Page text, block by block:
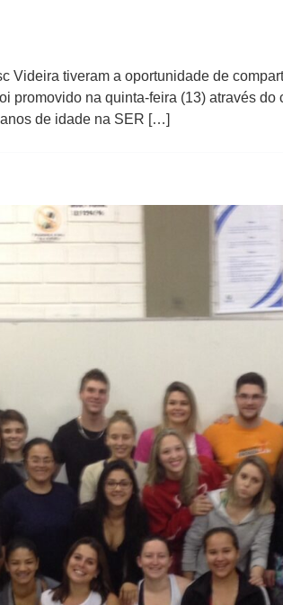
Videira tiveram a oportunidade de
promovido na quinta-feira (13) através
de idade na SER […]